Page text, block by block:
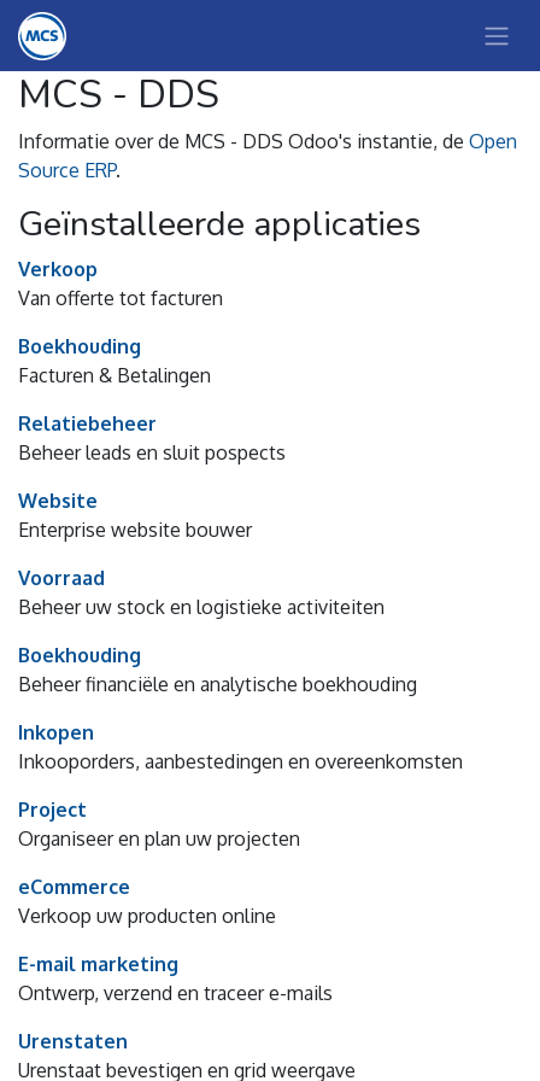
MCS - DDS
Informatie over de MCS - DDS Odoo's instantie, de Open
Source ERP.
Geïnstalleerde applicaties
Verkoop
Van offerte tot facturen
Boekhouding
Facturen & Betalingen
Relatiebeheer
Beheer leads en sluit pospects
Website
Enterprise website bouwer
Voorraad
Beheer uw stock en logistieke activiteiten
Boekhouding
Beheer financiële en analytische boekhouding
Inkopen
Inkooporders, aanbestedingen en overeenkomsten
Project
Organiseer en plan uw projecten
eCommerce
Verkoop uw producten online
E-mail marketing
Ontwerp, verzend en traceer e-mails
Urenstaten
Urenstaat bevestigen en grid weergave